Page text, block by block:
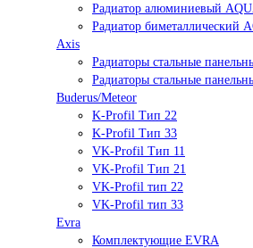
Радиатор алюминиевый
Радиатор биметаллический
Axis
Радиаторы стальные
Радиаторы стальные
Buderus/Meteor
K-Profil Тип 22
K-Profil Тип 33
VK-Profil Тип 11
VK-Profil Тип 21
VK-Profil тип 22
VK-Profil тип 33
Evra
Комплектующие EVRA